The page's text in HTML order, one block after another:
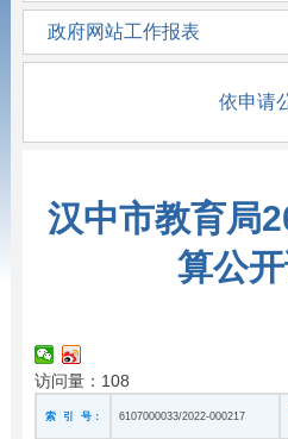
政府网站工作报表
依申请
汉中市教育局
算公
访问量： 108
索 引 号： 6107000033/2022-000217